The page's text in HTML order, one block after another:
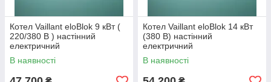
Котел Vaillant eloBlok 9 кВт (
220/380 В ) настінний
електричний
В наявності
Котел Vaillant eloBlok 14 кВт
(380 В) настінний
електричний
В наявності